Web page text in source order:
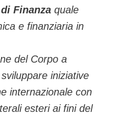
Finanza quale
e finanziaria in
del Corpo a
iniziative
internazionale con
esteri ai fini del